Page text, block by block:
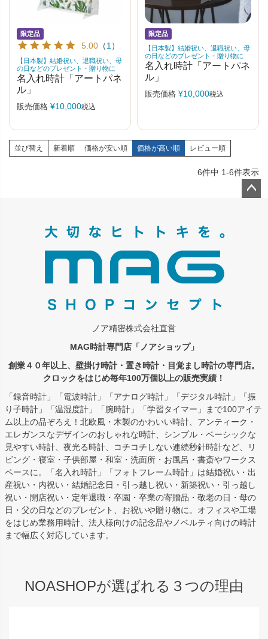
限定品
5.00 （1 ）
【日本製】結婚祝い、退職祝い、母
の日などのプレゼント・贈り物に
名入れ時計「アートパネ
ル」
販売価格 ¥10,000税込
限定品
【日本製】結婚祝い、退職祝い、母
の日などのプレゼント・贈り物に
名入れ時計「アートパネ
ル」
販売価格 ¥10,000税込
並び替え 新着順 価格が安い順 価格が高い順 レビュー順
6件中 1-6件表示
ノア精密株式会社直営
MAG時計専門店「ノアショップ」
創業４０年以上、壁掛け時計・置き時計・目覚まし時計の専門店。
クロックをはじめ毎年100万個以上の販売実績！
「録音時計」「電波時計」「アナログ時計」「デジタル時計」「振
り子時計」「温湿度計」「腕時計」「学習タイマー」まで100アイテ
ム以上の品ぞろえ！北欧風・木製のかわいい時計、アンティーク・
エレガンスなデザインのおしゃれな時計、シンプル・ベーシックな
見やすい時計、夜光る時計、コチコチしない連続秒針時計など、リ
ビング・寝室・子供部屋・和室・洗面所・お風呂・書斎やワークス
ペースに。「名入れ時計」「フォトフレーム時計」は結婚祝い・出
産祝い・内祝い・結婚記念日・引っ越し祝い・新築祝い・引っ越し
祝い・開店祝い・定年退職・卒園・卒業の寄贈品・敬老の日・母の
日・父の日などのプレゼント、お祝いや贈り物に。オフィスや工場
をはじめ業務用時計、法人様向けの記念品やノベルティ向けの時計
まで幅広く対応しています。
NOASHOPが選ばれる３つの理由